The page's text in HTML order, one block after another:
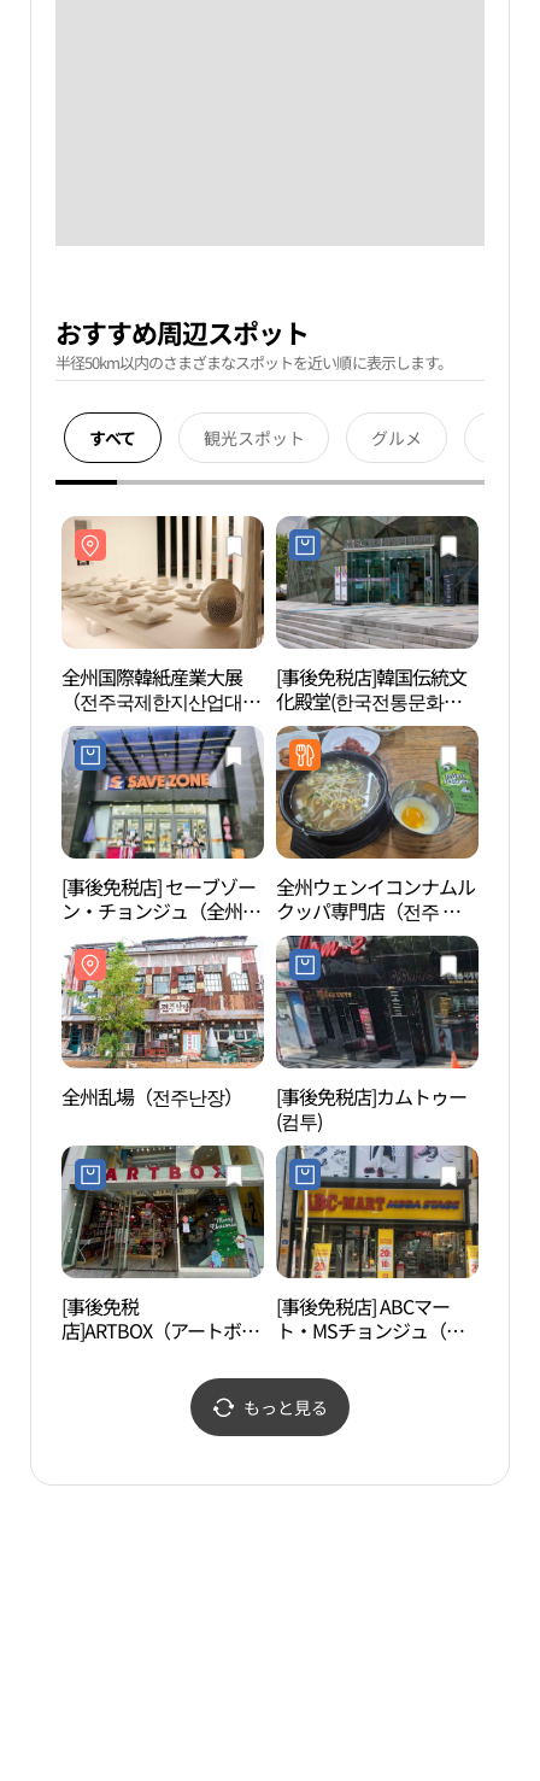
おすすめ周辺スポット
半径50km以内のさまざまなスポットを近い順に表示します。
すべて 観光スポット グルメ
全州国際韓紙産業大展
（전주국제한지산업대
전）
[事後免税店]韓国伝統文
化殿堂(한국전통문화전
당)
[事後免税店] セーブゾー
ン・チョンジュ（全州）
コア店(세이브존 전주코
아점)
全州ウェンイコンナムル
クッパ専門店（전주 왱
이콩나물국밥전문점）
全州乱場（전주난장）
[事後免税店]カムトゥー
(컴투)
[事後免税
店]ARTBOX（アートボッ
サ（全州客舎）店(아트
박스 전주객사점)
[事後免税店] ABCマー
ト・MSチョンジュ（全
전주객사점)
もっと見る